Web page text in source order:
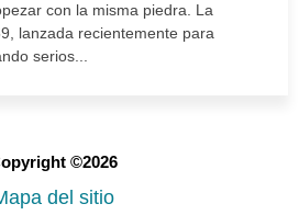
con la misma piedra. La
lanzada recientemente para
serios...
©2026
del sitio